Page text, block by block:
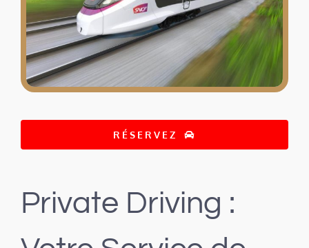
RÉSERVEZ
Private Driving :